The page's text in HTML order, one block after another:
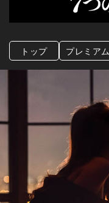
トップ プレミアム